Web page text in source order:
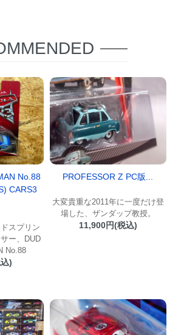
No.88
CARS3
スプリン
ー、DUD
No.88
)
PROFESSOR Z PC版...
大変貴重な2011年に一度だけ登
場した、ザンダップ教授。
11,900円(税込)